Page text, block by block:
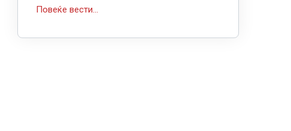
Повеќе вести...